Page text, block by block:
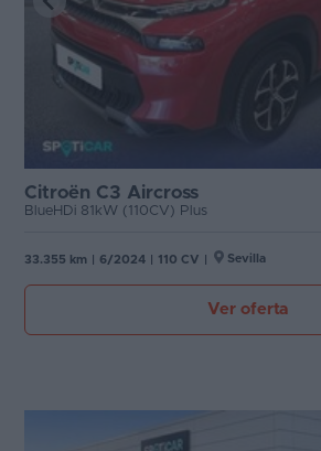
Citroën C3 Aircross
BlueHDi 81kW (110CV) Plus
33.355 km 6/2024 110 CV Sevilla
Ver oferta